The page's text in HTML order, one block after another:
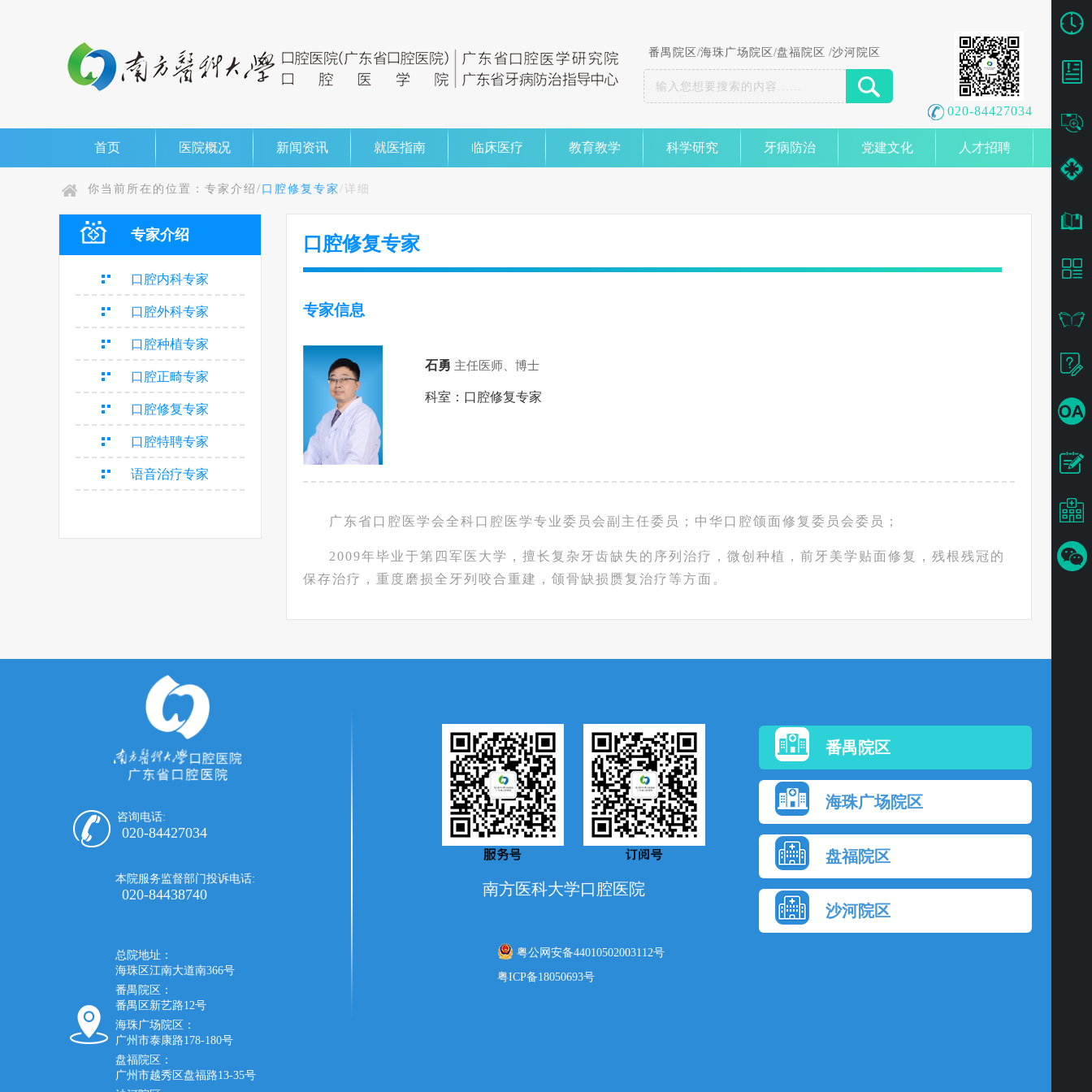
番禺院区 /海珠广场院区 /盘福院区 /沙河院区
020-84427034
首页 医院概况 新闻资讯 就医指南 临床医疗 教育教学 科学研究 牙病防治 党建文化 人才招聘
你当前所在的位置： 专家介绍/ 口腔修复专家 /详细
专家介绍
口腔内科专家
口腔外科专家
口腔种植专家
口腔正畸专家
口腔修复专家
口腔特聘专家
语音治疗专家
口腔修复专家
专家信息
石勇 主任医师、博士
科室：口腔修复专家
广东省口腔医学会全科口腔医学专业委员会副主任委员；中华口腔颌面修复委员会委员；
2009年毕业于第四军医大学，擅长复杂牙齿缺失的序列治疗，微创种植，前牙美学贴面修复，残根残冠的
保存治疗，重度磨损全牙列咬合重建，颌骨缺损赝复治疗等方面。
咨询电话:
020-84427034
本院服务监督部门投诉电话:
020-84438740
总院地址：
海珠区江南大道南366号
番禺院区：
番禺区新艺路12号
海珠广场院区：
广州市泰康路178-180号
盘福院区：
广州市越秀区盘福路13-35号
南方医科大学口腔医院
番禺院区
海珠广场院区
盘福院区
沙河院区
粤公网安备44010502003112号
粤ICP备18050693号